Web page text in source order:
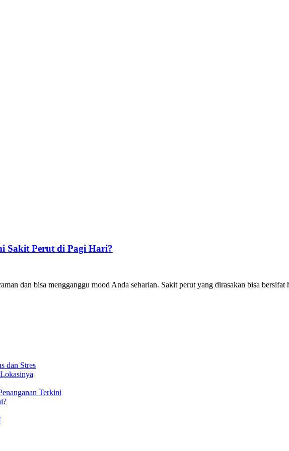
Sakit Perut di Pagi Hari?
dan bisa mengganggu mood Anda seharian. Sakit perut yang dirasakan bisa bersifat
dan Stres
Terkini